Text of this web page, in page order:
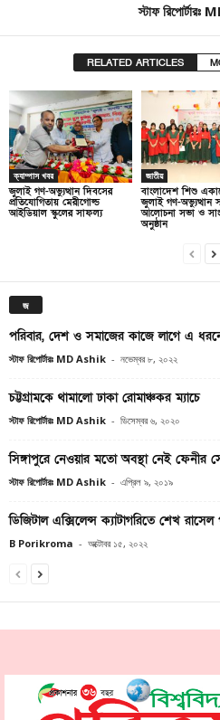
স্টাফ
RELATED ARTICLES
ক্যাম্পাস খবর
জুলাই গণ-অভ্যুত্থান দিবসের
প্রতিযোগিতায় মেরীগোল্ড
আইডিয়াল স্কুলের সাফল্য
জাতীয়
বাংলাদেশ শিশু
জুলাই গণ-অভ্যুত্থান
আলোচনা সভা ও
অনুষ্ঠান
জ
পরিবার, দেশ ও সমাজের কাজে লাগে এ
স্টাফ রিপোর্টারঃ MD Ashik - নভেম্বর ৮, ২০২২
চট্টগ্রামকে থামালো ঢাকা রোমাঞ্চকর ম্যাচে
স্টাফ রিপোর্টারঃ MD Ashik - ডিসেম্বর ৬, ২০২০
সিঙ্গাপুরে নেওয়ার মতো অবস্থা নেই ফেনীর
স্টাফ রিপোর্টারঃ MD Ashik - এপ্রিল ৯, ২০১৯
ডিজিটাল এক্সিলেন্স ক্যাটাগরিতে শেখ
B Porikroma - অক্টোবর ১৫, ২০২২